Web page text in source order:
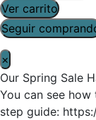
Ver carrito
Seguir
×
Our Spring Sale
You can see
step guide: